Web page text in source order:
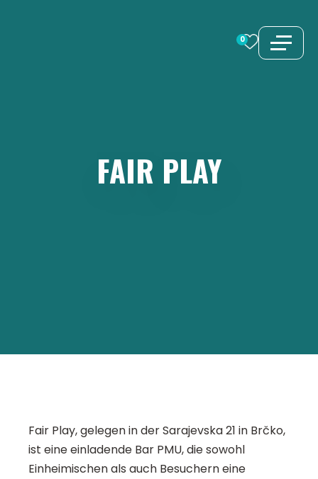
0
FAIR PLAY
Fair Play, gelegen in der Sarajevska 21 in Brčko,
ist eine einladende Bar PMU, die sowohl
Einheimischen als auch Besuchern eine